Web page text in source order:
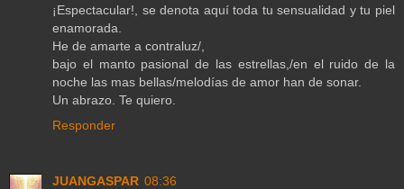
¡Espectacular!, se denota aquí toda tu sensualidad y tu piel
enamorada.
He de amarte a contraluz/,
bajo el manto pasional de las estrellas,/en el ruido de la
noche las mas bellas/melodías de amor han de sonar.
Un abrazo. Te quiero.
Responder
JUANGASPAR 08:36